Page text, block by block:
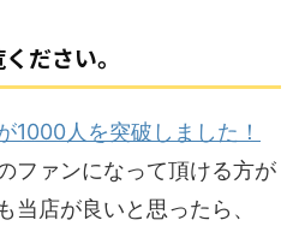
ださい。
1000人を突破しました！
ファンになって頂ける方が
当店が良いと思ったら、